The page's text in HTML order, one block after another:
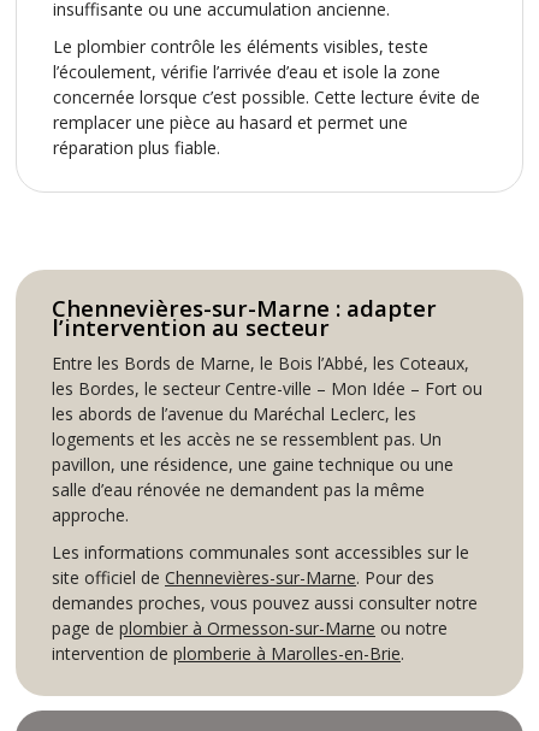
insuffisante ou une accumulation ancienne.
Le plombier contrôle les éléments visibles, teste
l’écoulement, vérifie l’arrivée d’eau et isole la zone
concernée lorsque c’est possible. Cette lecture évite de
remplacer une pièce au hasard et permet une
réparation plus fiable.
Chennevières-sur-Marne : adapter
l’intervention au secteur
Entre les Bords de Marne, le Bois l’Abbé, les Coteaux,
les Bordes, le secteur Centre-ville – Mon Idée – Fort ou
les abords de l’avenue du Maréchal Leclerc, les
logements et les accès ne se ressemblent pas. Un
pavillon, une résidence, une gaine technique ou une
salle d’eau rénovée ne demandent pas la même
approche.
Les informations communales sont accessibles sur le
site officiel de Chennevières-sur-Marne. Pour des
demandes proches, vous pouvez aussi consulter notre
page de plombier à Ormesson-sur-Marne ou notre
intervention de plomberie à Marolles-en-Brie.